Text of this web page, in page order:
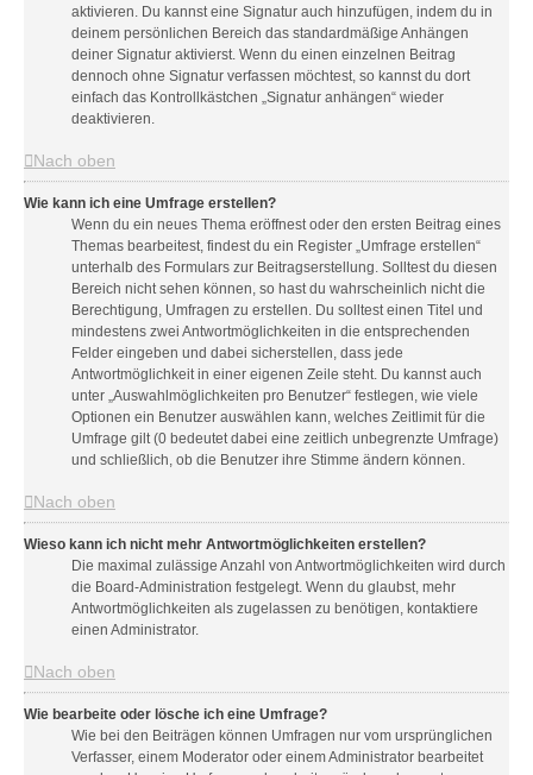
aktivieren. Du kannst eine Signatur auch hinzufügen, indem du in
deinem persönlichen Bereich das standardmäßige Anhängen
deiner Signatur aktivierst. Wenn du einen einzelnen Beitrag
dennoch ohne Signatur verfassen möchtest, so kannst du dort
einfach das Kontrollkästchen „Signatur anhängen“ wieder
deaktivieren.
Nach oben
Wie kann ich eine Umfrage erstellen?
Wenn du ein neues Thema eröffnest oder den ersten Beitrag eines
Themas bearbeitest, findest du ein Register „Umfrage erstellen“
unterhalb des Formulars zur Beitragserstellung. Solltest du diesen
Bereich nicht sehen können, so hast du wahrscheinlich nicht die
Berechtigung, Umfragen zu erstellen. Du solltest einen Titel und
mindestens zwei Antwortmöglichkeiten in die entsprechenden
Felder eingeben und dabei sicherstellen, dass jede
Antwortmöglichkeit in einer eigenen Zeile steht. Du kannst auch
unter „Auswahlmöglichkeiten pro Benutzer“ festlegen, wie viele
Optionen ein Benutzer auswählen kann, welches Zeitlimit für die
Umfrage gilt (0 bedeutet dabei eine zeitlich unbegrenzte Umfrage)
und schließlich, ob die Benutzer ihre Stimme ändern können.
Nach oben
Wieso kann ich nicht mehr Antwortmöglichkeiten erstellen?
Die maximal zulässige Anzahl von Antwortmöglichkeiten wird durch
die Board-Administration festgelegt. Wenn du glaubst, mehr
Antwortmöglichkeiten als zugelassen zu benötigen, kontaktiere
einen Administrator.
Nach oben
Wie bearbeite oder lösche ich eine Umfrage?
Wie bei den Beiträgen können Umfragen nur vom ursprünglichen
Verfasser, einem Moderator oder einem Administrator bearbeitet